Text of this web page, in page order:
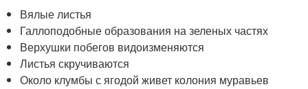
Вялые листья
Галлоподобные образования на зеленых частях
Верхушки побегов видоизменяются
Листья скручиваются
Около клумбы с ягодой живет колония муравьев